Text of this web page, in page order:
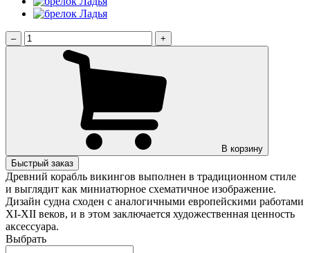
– +
В корзину
Быстрый заказ
Древний корабль викингов выполнен в традиционном стиле
и выглядит как миниатюрное схематичное изображение.
Дизайн судна сходен с аналогичными европейскими работами
XI-XII веков, и в этом заключается художественная ценность
аксессуара.
Выбрать